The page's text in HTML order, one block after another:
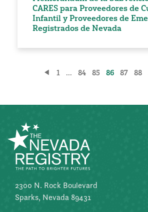
CARES para Proveedores de
Infantil y Proveedores de
Registrados de Nevada
Paginación
entradas
1 ... 84 85 86 87 88
2300 N. Rock Boulevard
Sparks, Nevada 89431